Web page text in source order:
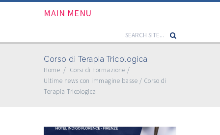
MAIN MENU
Corso di Terapia Tricologica
Home / Corsi di Formazione /
Ultime news con immagine basse / Corso di
Terapia Tricologica